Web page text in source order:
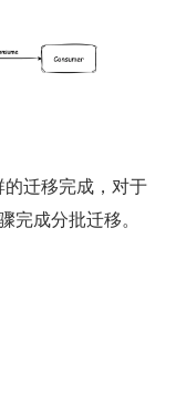
迁移完成，对于
完成分批迁移。